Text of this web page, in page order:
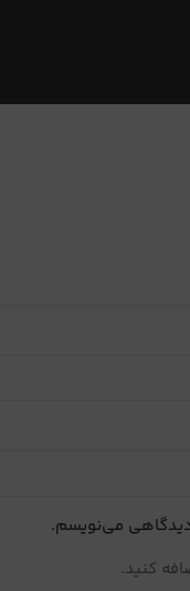
دیدگاهی می‌نویسم.
کنید.